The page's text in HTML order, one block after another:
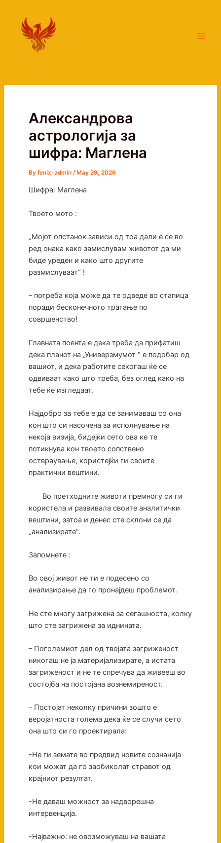
content
Александрова
астрологија за
шифра: Маглена
By fenix-admin /May 29, 2026
Шифра: Маглена
Твоето мото :
„Мојот опстанок зависи од тоа дали е се во
ред онака како замислувам животот да ми
биде уреден и како што другите
размислуваат“ !
– потреба која може да те одведе во стапица
поради бесконечното трагање по
совршенство!
Главната поента е дека треба да прифатиш
дека планот на „Универзмумот “ е подобар од
вашиот, и дека работите секогаш ќе се
одвиваат како што треба, без оглед како на
тебе ќе изгледаат.
Најдобро за тебе е да се занимаваш со она
кон што си насочена за исполнување на
некоја визија, бидејќи сето ова ке те
потикнува кон твоето сопствено
оствраување, користејќи ги своите
практични вештини.
Во претходните животи премногу си ги
користела и развивала своите аналитички
вештини, затоа и денес сте склони се да
„анализирате“.
Запомнете :
Во овој живот не ти е подесено со
анализирање да го пронајдеш проблемот.
Не сте многу загрижена за сегашноста, колку
што сте загрижена за иднината.
– Поголемиот дел од твојата загриженост
никогаш не ја материјализирате, а истата
загриженост и не те спречува да живееш во
состојба на постојана вознемиреност.
– Постојат неколку причини зошто е
веројатноста голема дека ќе се случи сето
она што си го проектирала:
-Не ги земате во предвид новите сознанија
кои можат да го заобиколат стравот од
крајниот резултат.
-Не даваш можност за надворешна
интервенција.
-Најважно: не овозможуваш на вашата